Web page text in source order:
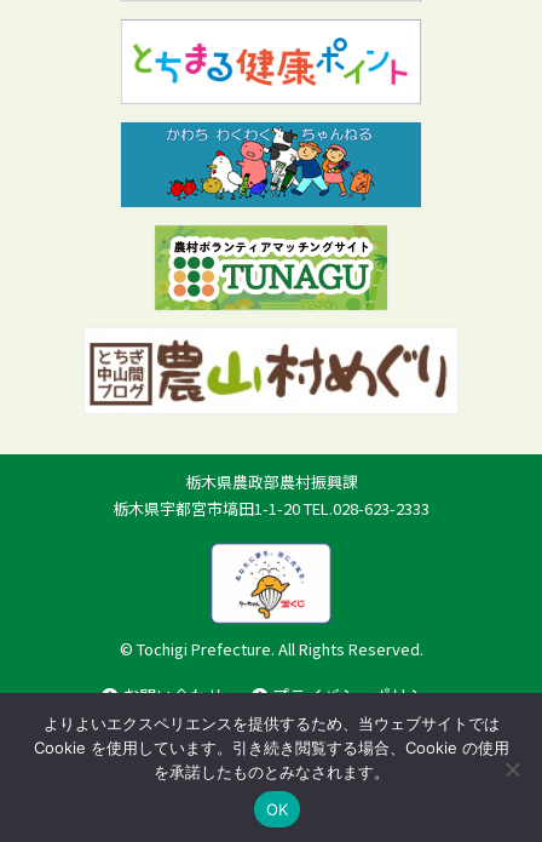
栃木県農政部農村振興課
栃木県宇都宮市塙田1-1-20 TEL.028-623-2333
© Tochigi Prefecture. All Rights Reserved.
お問い合わせ プライバシーポリシー
よりよいエクスペリエンスを提供するため、当ウェブサイトでは
Cookie を使用しています。引き続き閲覧する場合、Cookie の使用
を承諾したものとみなされます。
OK